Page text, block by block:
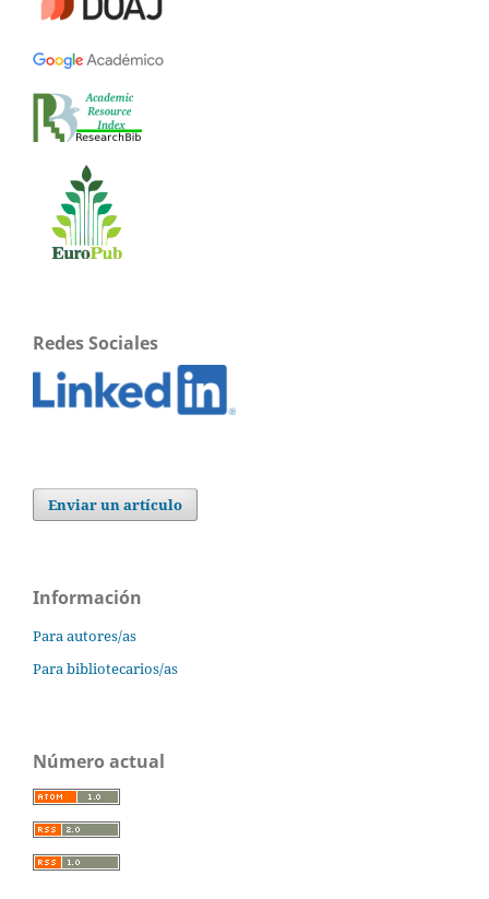
Redes Sociales
Enviar un artículo
Información
Para autores/as
Para bibliotecarios/as
Número actual